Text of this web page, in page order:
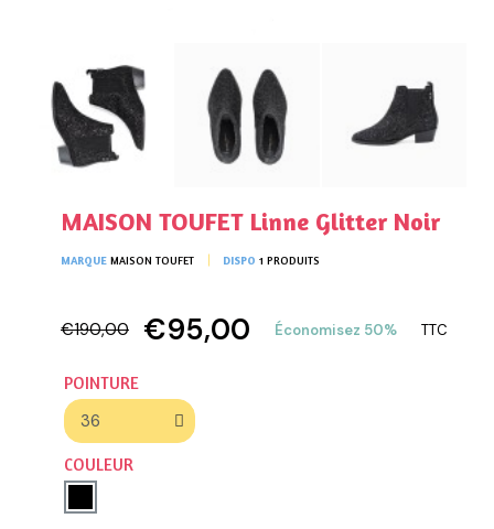
MAISON TOUFET Linne Glitter Noir
MARQUE MAISON TOUFET DISPO 1 PRODUITS
€190,00 €95,00 Économisez 50% TTC
POINTURE
COULEUR